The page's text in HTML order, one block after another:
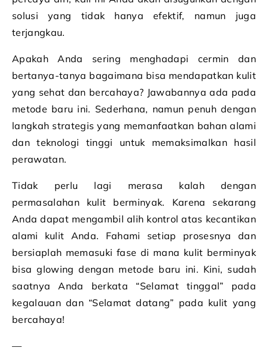
solusi yang tidak hanya efektif, namun juga
terjangkau.
Apakah Anda sering menghadapi cermin dan
bertanya-tanya bagaimana bisa mendapatkan kulit
yang sehat dan bercahaya? Jawabannya ada pada
metode baru ini. Sederhana, namun penuh dengan
langkah strategis yang memanfaatkan bahan alami
dan teknologi tinggi untuk memaksimalkan hasil
perawatan.
Tidak perlu lagi merasa kalah dengan
permasalahan kulit berminyak. Karena sekarang
Anda dapat mengambil alih kontrol atas kecantikan
alami kulit Anda. Fahami setiap prosesnya dan
bersiaplah memasuki fase di mana kulit berminyak
bisa glowing dengan metode baru ini. Kini, sudah
saatnya Anda berkata “Selamat tinggal” pada
kegalauan dan “Selamat datang” pada kulit yang
bercahaya!
—